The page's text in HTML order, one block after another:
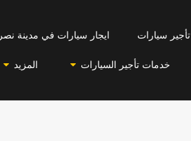
تأجير سيارات ايجار سيارات في مدينة نصر
خدمات تأجير السيارات المزيد